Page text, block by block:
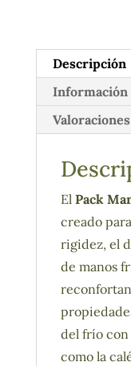
Descripción
Información
El Pack
creado
rigidez, el
de manos
del frío
como la